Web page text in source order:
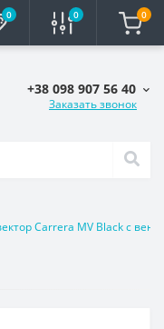
0 0 0
+38 098 907 56 40
Заказать звонок
Carrera MV Black с